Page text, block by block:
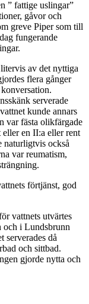
” fattige uslingar”
gåvor och
greve Piper som till
fungerande
av det nyttiga
flera gånger
serverade
kunde annars
var fästa olikfärgade
eller en II:a eller rent
naturligtvis också
var reumatism,
förtjänst, god
vattnets utvärtes
och i Lundsbrunn
serverades då
och sittbad.
gjorde nytta och